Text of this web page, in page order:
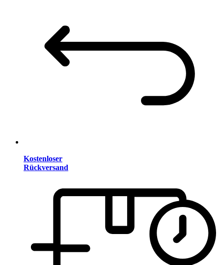
Kostenloser
Rückversand